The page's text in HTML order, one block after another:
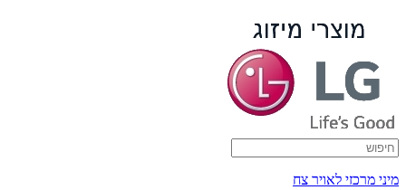
מיני מרכזי לאויר צח